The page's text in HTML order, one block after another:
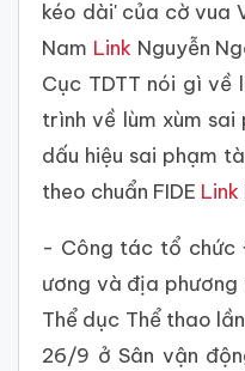
kéo dài' của cờ vua
Nam Link Nguyễn
Cục TDTT nói gì về
trình về lùm xùm
dấu hiệu sai phạm
theo chuẩn FIDE Link
- Công tác tổ chức
ương và địa phương
Thể dục Thể thao
26/9 ở Sân vận